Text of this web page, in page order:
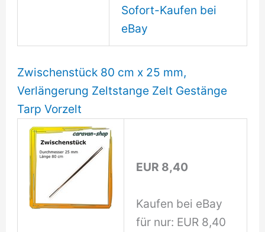
Sofort-Kaufen bei
eBay
Zwischenstück 80 cm x 25 mm,
Verlängerung Zeltstange Zelt Gestänge
Tarp Vorzelt
EUR 8,40
Kaufen bei eBay
für nur: EUR 8,40